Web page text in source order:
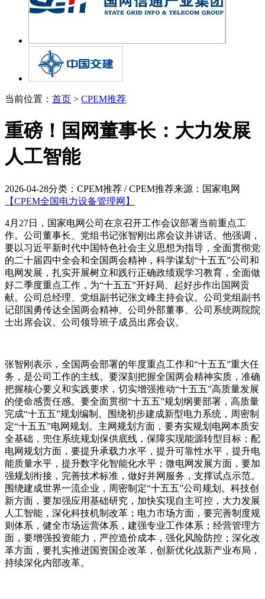
当前位置： 首页 > CPEM推荐
重磅！国网董事长：大力发展
人工智能
2026-04-28分类：CPEM推荐 / CPEM推荐来源：国家电网
【CPEM全国电力设备管理网】
4月27日，国家电网公司在京召开工作会议部署当前重点工
作。公司董事长、党组书记张智刚出席会议并讲话。他强调，
要以习近平新时代中国特色社会主义思想为指导，全面贯彻党
的二十届四中全会和全国两会精神，科学谋划“十五五”公司和
电网发展，扎实开展树立和践行正确政绩观学习教育，全面做
好二季度重点工作，为“十五五”开好局、起好步作出国网贡
献。公司总经理、党组副书记张文峰主持会议。公司党组副书
记邵国勇传达全国两会精神。公司外部董事、公司系统两院院
士出席会议。公司领导班子成员出席会议。
张智刚表示，全国两会部署的年度重点工作和“十五五”重大任
务，是公司工作的主线。要深刻把握全国两会精神实质，准确
把握核心要义和实践要求，切实增强推动“十五五”高质量发展
的使命感责任感。要全面贯彻“十五五”规划纲要部署，高质量
完成“十五五”规划编制。围绕初步建成新型电力系统，周密制
定“十五五”电网规划。主网规划方面，要夯实规划电网本质安
全基础，兜住系统规划保供底线，保障实现能源转型目标；配
电网规划方面，要提升承载力水平，提升可靠性水平，提升电
能质量水平，提升数字化智能化水平；微电网发展方面，要加
强规划衔接，完善技术标准，做好并网服务，支撑试点示范。
围绕建成世界一流企业，周密制定“十五五”公司规划。科技创
新方面，要加强应用基础研究，加快实现自主可控，大力发展
人工智能，深化科技机制改革；电力市场方面，要完善制度规
则体系，健全市场运营体系，建强专业工作体系；经营管理方
面，要增强投资能力，严控造价成本，强化风险防控；深化改
革方面，要扎实推进国资国企改革，创新优化战新产业布局，
持续深化内部改革。